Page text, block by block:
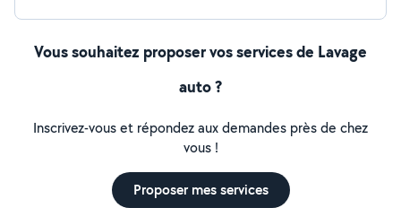
Vous souhaitez proposer vos services de Lavage
auto ?
Inscrivez-vous et répondez aux demandes près de chez
vous !
Proposer mes services